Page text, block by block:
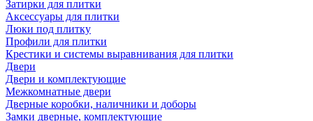
Затирки для плитки
Аксессуары для плитки
Люки под плитку
Профили для плитки
Крестики и системы выравнивания для плитки
Двери
Двери и комплектующие
Межкомнатные двери
Дверные коробки, наличники и доборы
Замки дверные, комплектующие